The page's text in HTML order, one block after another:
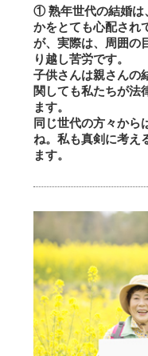
① 熟年世代の結婚は
かをとても心配され
が、実際は、周囲の
り越し苦労です。
子供さんは親さんの
関しても私たちが法
ます。
同じ世代の方々から
ね。私も真剣に考え
ます。